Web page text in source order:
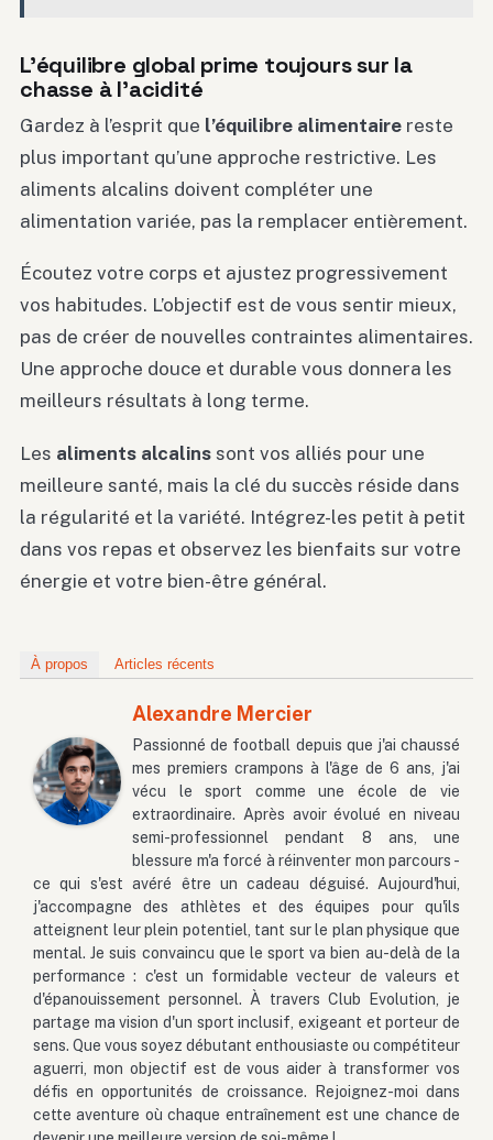
L’équilibre global prime toujours sur la
chasse à l’acidité
Gardez à l’esprit que l’équilibre alimentaire reste
plus important qu’une approche restrictive. Les
aliments alcalins doivent compléter une
alimentation variée, pas la remplacer entièrement.
Écoutez votre corps et ajustez progressivement
vos habitudes. L’objectif est de vous sentir mieux,
pas de créer de nouvelles contraintes alimentaires.
Une approche douce et durable vous donnera les
meilleurs résultats à long terme.
Les aliments alcalins sont vos alliés pour une
meilleure santé, mais la clé du succès réside dans
la régularité et la variété. Intégrez-les petit à petit
dans vos repas et observez les bienfaits sur votre
énergie et votre bien-être général.
À propos Articles récents
Alexandre Mercier
Passionné de football depuis que j'ai chaussé
mes premiers crampons à l'âge de 6 ans, j'ai
vécu le sport comme une école de vie
extraordinaire. Après avoir évolué en niveau
semi-professionnel pendant 8 ans, une
blessure m'a forcé à réinventer mon parcours -
ce qui s'est avéré être un cadeau déguisé. Aujourd'hui,
j'accompagne des athlètes et des équipes pour qu'ils
atteignent leur plein potentiel, tant sur le plan physique que
mental. Je suis convaincu que le sport va bien au-delà de la
performance : c'est un formidable vecteur de valeurs et
d'épanouissement personnel. À travers Club Evolution, je
partage ma vision d'un sport inclusif, exigeant et porteur de
sens. Que vous soyez débutant enthousiaste ou compétiteur
aguerri, mon objectif est de vous aider à transformer vos
défis en opportunités de croissance. Rejoignez-moi dans
cette aventure où chaque entraînement est une chance de